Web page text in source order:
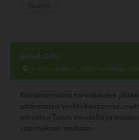
Eetu&Osku
Markkalantie 9 23100 Mynämäki ,
Koiraharrastus tarvikkeiden
pääasiassa verkkokauppana,
onnistuu Turun seudulla ja
sopimuksen mukaan.